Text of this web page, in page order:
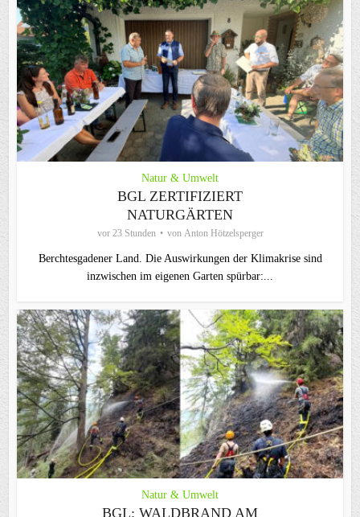
Natur & Umwelt
BGL ZERTIFIZIERT
NATURGÄRTEN
vor 23 Stunden von Anton Hötzelsperger
Berchtesgadener Land. Die Auswirkungen der Klimakrise sind
inzwischen im eigenen Garten spürbar:...
Natur & Umwelt
BGL: WALDBRAND AM